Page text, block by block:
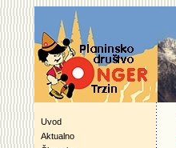
Uvod
Aktualno